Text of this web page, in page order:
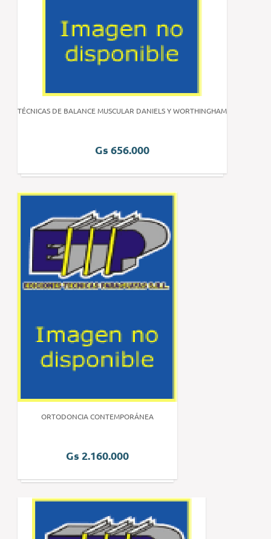
TÉCNICAS DE BALANCE MUSCULAR DANIELS Y WORTHINGHAM
Gs 656.000
ORTODONCIA CONTEMPORÁNEA
Gs 2.160.000